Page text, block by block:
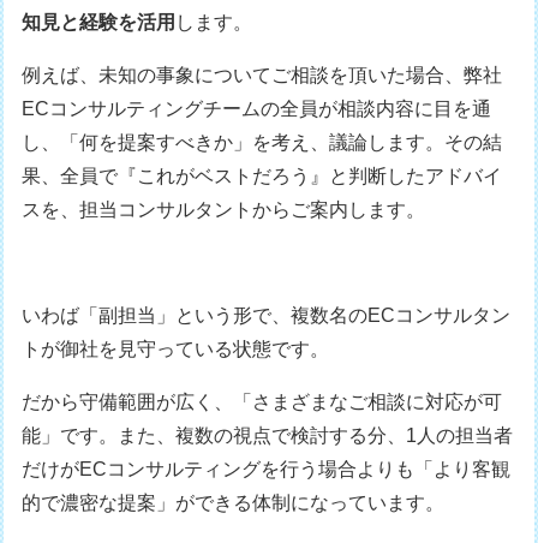
知見と経験を活用 します。
例えば、未知の事象についてご相談を頂いた場合、弊社
ECコンサルティングチームの全員が相談内容に目を通
し、「何を提案すべきか」を考え、議論します。その結
果、全員で『これがベストだろう』と判断したアドバイ
スを、担当コンサルタントからご案内します。
いわば「副担当」という形で、複数名のECコンサルタン
トが御社を見守っている状態です。
だから守備範囲が広く、「さまざまなご相談に対応が可
能」です。また、複数の視点で検討する分、1人の担当者
だけがECコンサルティングを行う場合よりも「より客観
的で濃密な提案」ができる体制になっています。